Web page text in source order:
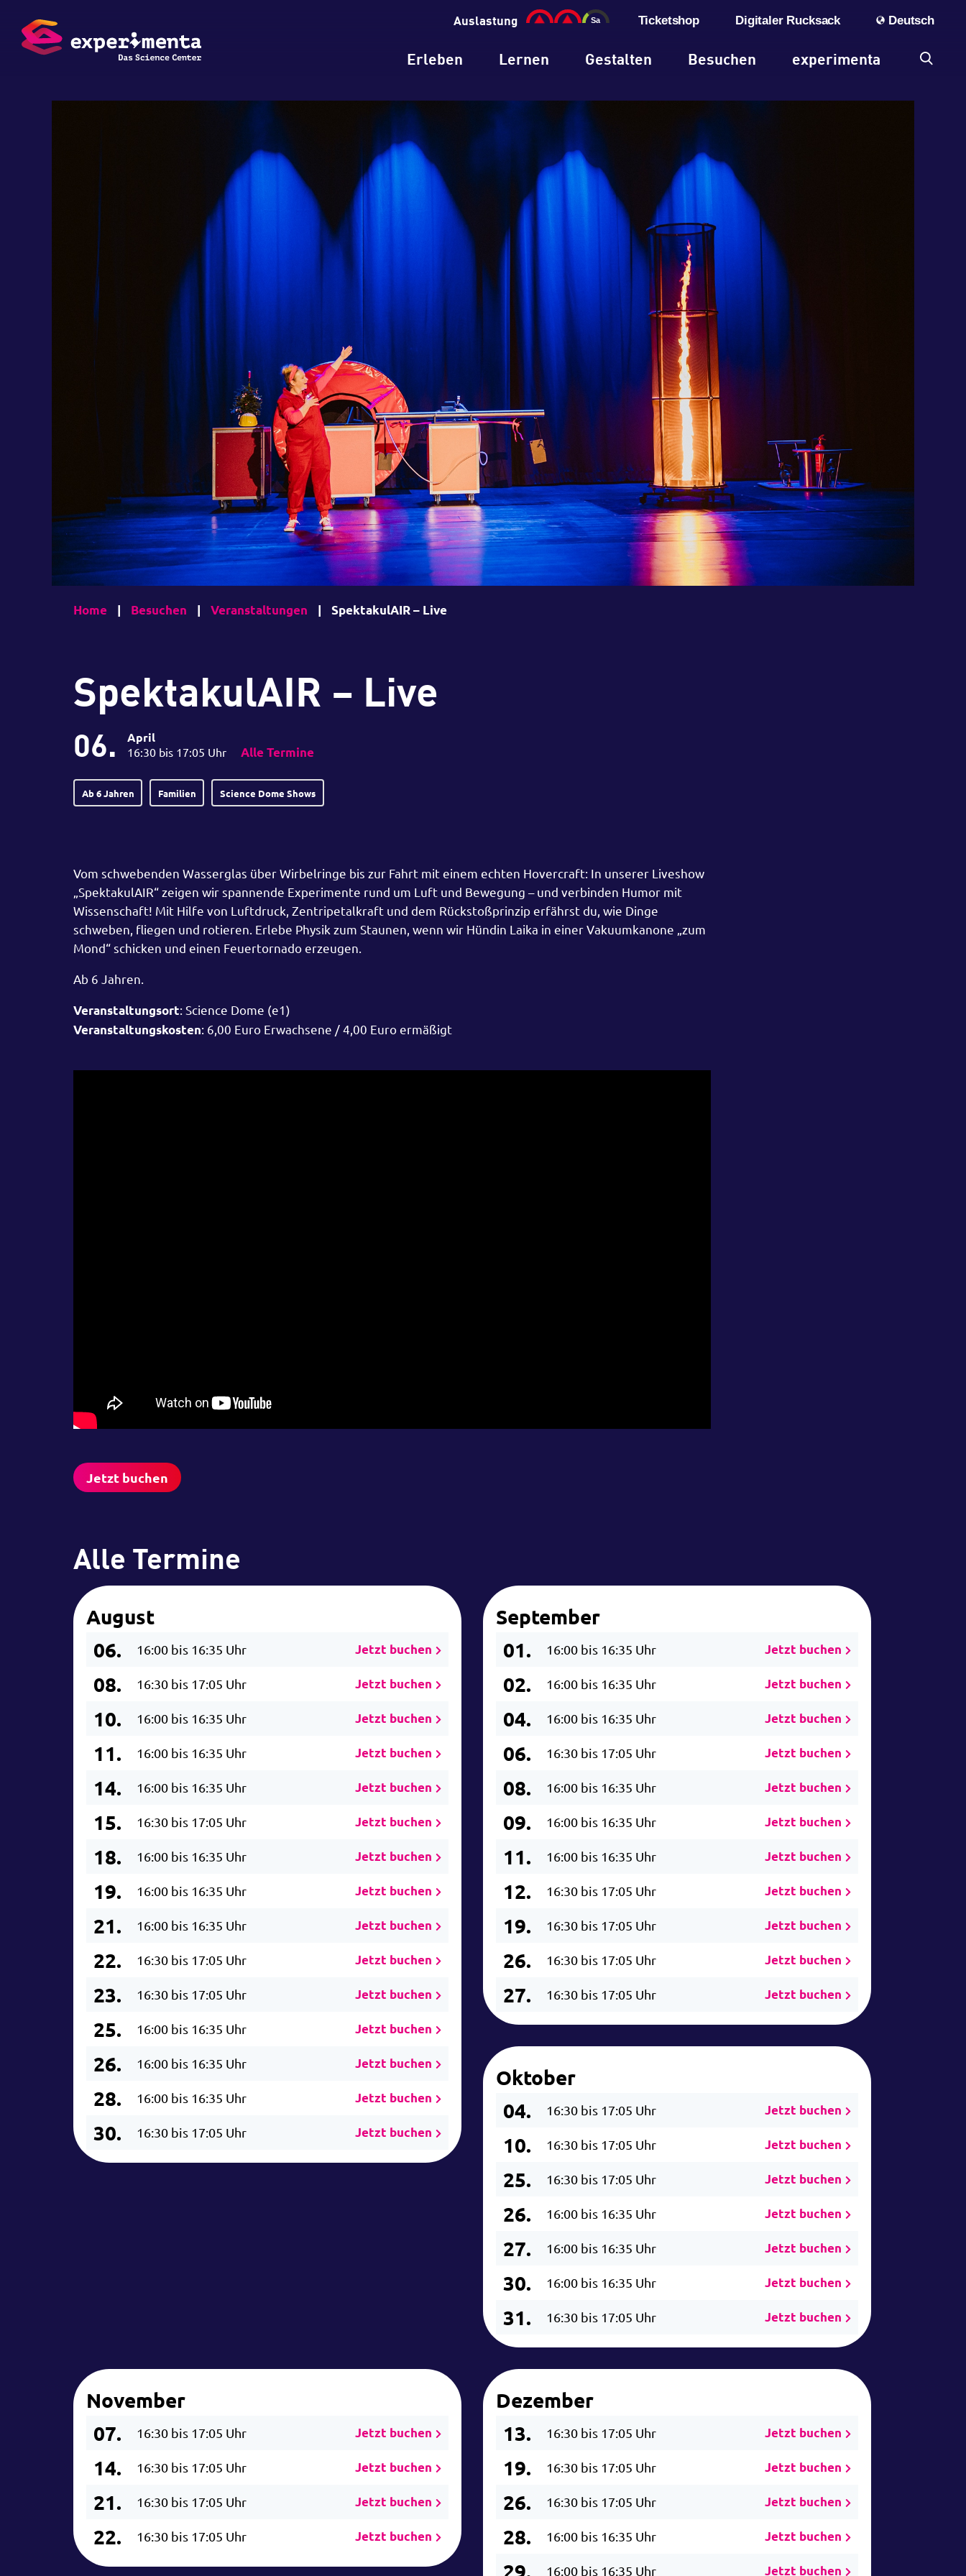
Auslastung Ticketshop Digitaler Rucksack Deutsch
Erleben Lernen Gestalten Besuchen experimenta
Home | Besuchen | Veranstaltungen | SpektakulAIR – Live
SpektakulAIR – Live
06. April
16:30 bis 17:05 Uhr Alle Termine
Ab 6 Jahren Familien Science Dome Shows
Vom schwebenden Wasserglas über Wirbelringe bis zur Fahrt mit einem echten Hovercraft: In unserer Liveshow
„SpektakulAIR“ zeigen wir spannende Experimente rund um Luft und Bewegung – und verbinden Humor mit
Wissenschaft! Mit Hilfe von Luftdruck, Zentripetalkraft und dem Rückstoßprinzip erfährst du, wie Dinge
schweben, fliegen und rotieren. Erlebe Physik zum Staunen, wenn wir Hündin Laika in einer Vakuumkanone „zum
Mond“ schicken und einen Feuertornado erzeugen.
Ab 6 Jahren.
Veranstaltungsort: Science Dome (e1)
Veranstaltungskosten: 6,00 Euro Erwachsene / 4,00 Euro ermäßigt
Jetzt buchen
Alle Termine
August
06.
16:00 bis 16:35 Uhr Jetzt buchen
08. 16:30 bis 17:05 Uhr Jetzt buchen
10. 16:00 bis 16:35 Uhr Jetzt buchen
11. 16:00 bis 16:35 Uhr Jetzt buchen
14. 16:00 bis 16:35 Uhr Jetzt buchen
15. 16:30 bis 17:05 Uhr Jetzt buchen
18. 16:00 bis 16:35 Uhr Jetzt buchen
19. 16:00 bis 16:35 Uhr Jetzt buchen
21. 16:00 bis 16:35 Uhr Jetzt buchen
22. 16:30 bis 17:05 Uhr Jetzt buchen
23. 16:30 bis 17:05 Uhr Jetzt buchen
25. 16:00 bis 16:35 Uhr Jetzt buchen
26. 16:00 bis 16:35 Uhr Jetzt buchen
28. 16:00 bis 16:35 Uhr Jetzt buchen
30. 16:30 bis 17:05 Uhr Jetzt buchen
September
01.
16:00 bis 16:35 Uhr Jetzt buchen
02. 16:00 bis 16:35 Uhr Jetzt buchen
04. 16:00 bis 16:35 Uhr Jetzt buchen
06. 16:30 bis 17:05 Uhr Jetzt buchen
08. 16:00 bis 16:35 Uhr Jetzt buchen
09. 16:00 bis 16:35 Uhr Jetzt buchen
11. 16:00 bis 16:35 Uhr Jetzt buchen
12. 16:30 bis 17:05 Uhr Jetzt buchen
19. 16:30 bis 17:05 Uhr Jetzt buchen
26. 16:30 bis 17:05 Uhr Jetzt buchen
27. 16:30 bis 17:05 Uhr Jetzt buchen
Oktober
04.
16:30 bis 17:05 Uhr Jetzt buchen
10. 16:30 bis 17:05 Uhr Jetzt buchen
25. 16:30 bis 17:05 Uhr Jetzt buchen
26. 16:00 bis 16:35 Uhr Jetzt buchen
27. 16:00 bis 16:35 Uhr Jetzt buchen
30. 16:00 bis 16:35 Uhr Jetzt buchen
31. 16:30 bis 17:05 Uhr Jetzt buchen
November
07.
16:30 bis 17:05 Uhr Jetzt buchen
14. 16:30 bis 17:05 Uhr Jetzt buchen
21. 16:30 bis 17:05 Uhr Jetzt buchen
22. 16:30 bis 17:05 Uhr Jetzt buchen
Dezember
13.
16:30 bis 17:05 Uhr Jetzt buchen
19. 16:30 bis 17:05 Uhr Jetzt buchen
26. 16:30 bis 17:05 Uhr Jetzt buchen
28. 16:00 bis 16:35 Uhr Jetzt buchen
29. 16:00 bis 16:35 Uhr Jetzt buchen